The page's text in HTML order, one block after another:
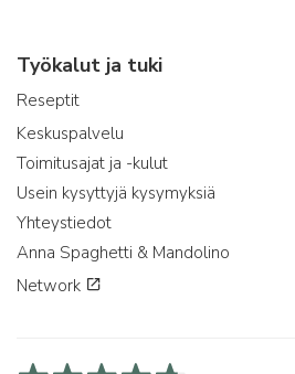
Työkalut ja tuki
Reseptit
Keskuspalvelu
Toimitusajat ja -kulut
Usein kysyttyjä kysymyksiä
Yhteystiedot
Anna Spaghetti & Mandolino
Network